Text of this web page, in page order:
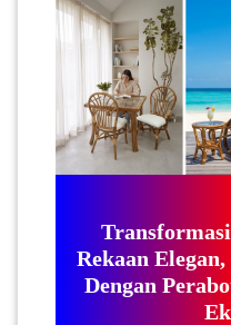
Rekaan
Dengan
KUALA
LUMPUR(16)
PUTRAJAYA(9)